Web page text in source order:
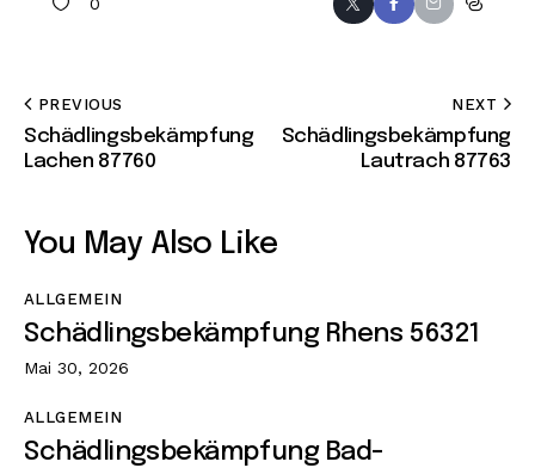
PREVIOUS
Schädlingsbekämpfung
Lachen 87760
NEXT
Schädlingsbekämpfung
Lautrach 87763
You May Also Like
ALLGEMEIN
Schädlingsbekämpfung Rhens 56321
Mai 30, 2026
ALLGEMEIN
Schädlingsbekämpfung Bad-